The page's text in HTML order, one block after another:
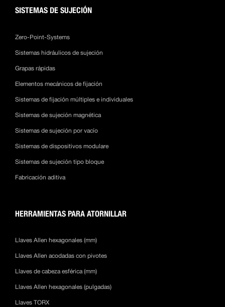
SISTEMAS DE SUJECIÓN
Zero-Point-Systems
Sistemas hidráulicos de sujeción
Grapas rápidas
Elementos mecánicos de fijación
Sistemas de fijación múltiples e individuales
Sistemas de sujeción magnética
Sistemas de sujeción por vacío
Sistemas de dispositivos modulare
Sistemas de sujeción tipo bloque
Fabricación aditiva
HERRAMIENTAS PARA ATORNILLAR
Llaves Allen hexagonales (mm)
Llaves Allen acodadas con pivotes
Llaves de cabeza esférica (mm)
Llaves Allen hexagonales (pulgadas)
Llaves TORX